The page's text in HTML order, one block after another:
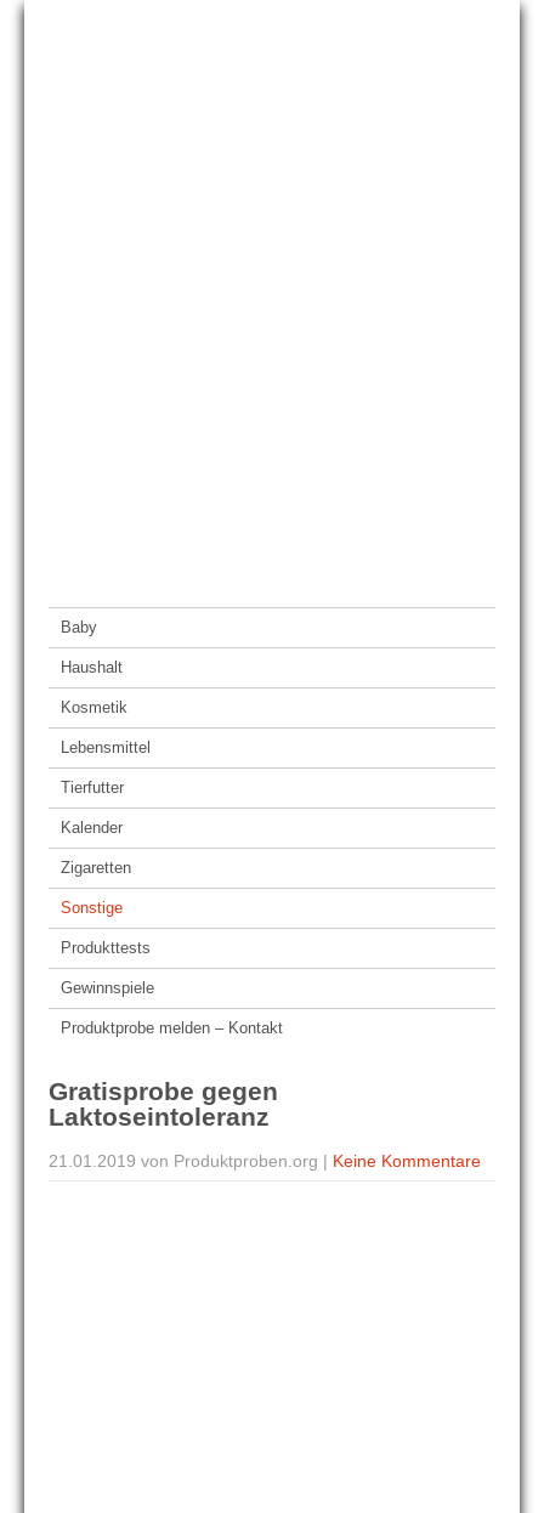
Baby
Haushalt
Kosmetik
Lebensmittel
Tierfutter
Kalender
Zigaretten
Sonstige
Produkttests
Gewinnspiele
Produktprobe melden – Kontakt
Gratisprobe gegen
Laktoseintoleranz
21.01.2019 von Produktproben.org | Keine Kommentare